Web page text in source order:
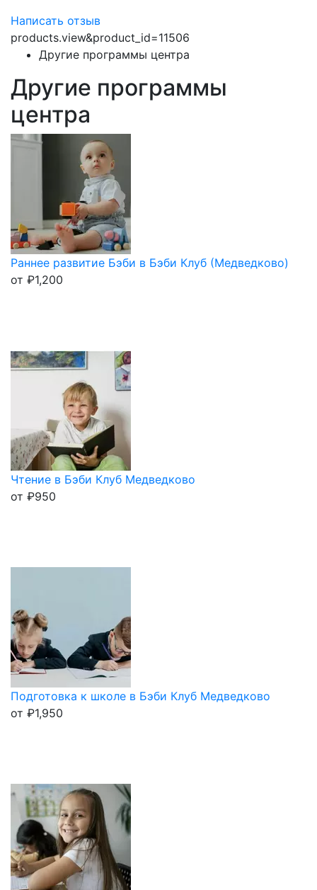
Написать отзыв
products.view&product_id=11506
Другие программы центра
Другие программы
центра
Раннее развитие Бэби в Бэби Клуб (Медведково)
от ₽1,200
Чтение в Бэби Клуб Медведково
от ₽950
Подготовка к школе в Бэби Клуб Медведково
от ₽1,950